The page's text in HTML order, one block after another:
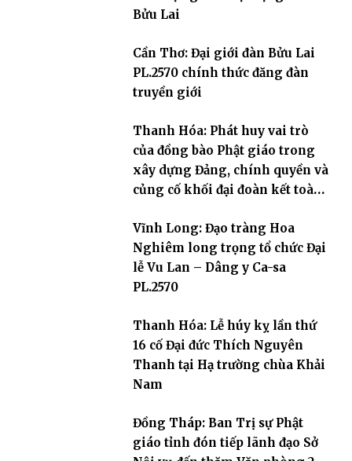
Bửu Lai
Cần Thơ: Đại giới đàn Bửu Lai
PL.2570 chính thức đăng đàn
truyền giới
Thanh Hóa: Phát huy vai trò
của đồng bào Phật giáo trong
xây dựng Đảng, chính quyền và
củng cố khối đại đoàn kết toàn
Vĩnh Long: Đạo tràng Hoa
Nghiêm long trọng tổ chức Đại
lễ Vu Lan – Dâng y Ca-sa
PL.2570
Thanh Hóa: Lễ húy kỵ lần thứ
16 cố Đại đức Thích Nguyên
Thanh tại Hạ trường chùa Khải
Nam
Đồng Tháp: Ban Trị sự Phật
giáo tỉnh đón tiếp lãnh đạo Sở